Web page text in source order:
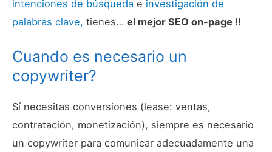
intenciones de búsqueda e investigación de
palabras clave, tienes… el mejor SEO on-page !!
Cuando es necesario un
copywriter?
Sí necesitas conversiones (lease: ventas,
contratación, monetización), siempre es necesario
un copywriter para comunicar adecuadamente una